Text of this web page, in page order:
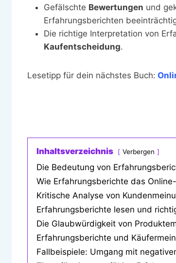
Gefälschte Bewertungen und
Erfahrungsberichten
Die richtige Interpretation von
Kaufentscheidung.
Lesetipp für dein nächstes Buch:
Inhaltsverzeichnis Verbergen
Die Bedeutung von
Wie Erfahrungsberichte das
Kritische Analyse von
Erfahrungsberichte lesen und
Die Glaubwürdigkeit von
Erfahrungsberichte und
Fallbeispiele: Umgang mit